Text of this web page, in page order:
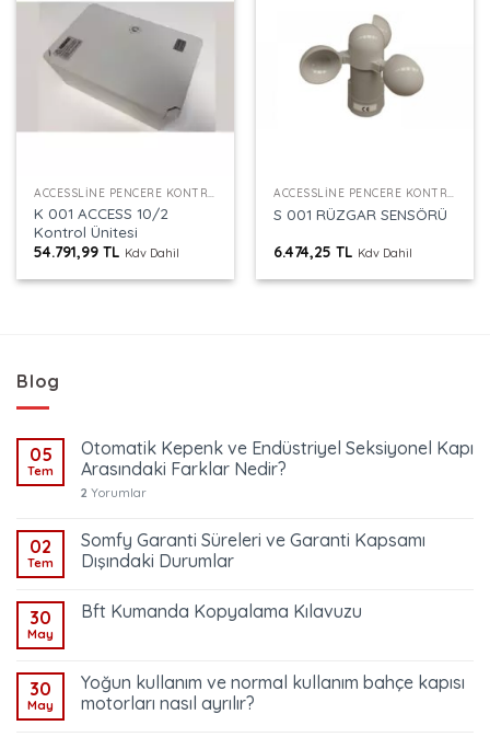
ACCESSLINE PENCERE KONTROL
K 001 ACCESS 10/2
Kontrol Ünitesi
54.791,99TL Kdv Dahil
ACCESSLINE PENCERE KONTROL
S 001 RÜZGAR SENSÖRÜ
6.474,25TL Kdv Dahil
Blog
05
Tem
Otomatik Kepenk ve Endüstriyel Seksiyonel Kapı
Arasındaki Farklar Nedir?
2 Yorumlar
02
Tem
Somfy Garanti Süreleri ve Garanti Kapsamı
Dışındaki Durumlar
30
May
Bft Kumanda Kopyalama Kılavuzu
30
May
Yoğun kullanım ve normal kullanım bahçe kapısı
motorları nasıl ayrılır?